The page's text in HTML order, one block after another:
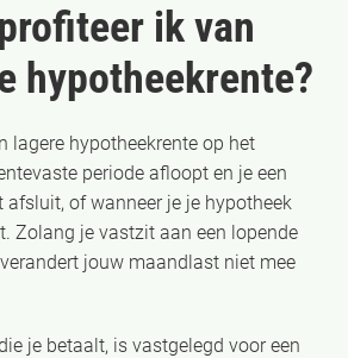
ik van
hypotheekrente?
lagere hypotheekrente op het
periode afloopt en je een
afsluit, of wanneer je je hypotheek
Zolang je vastzit aan een lopende
jouw maandlast niet mee
je betaalt, is vastgelegd voor een